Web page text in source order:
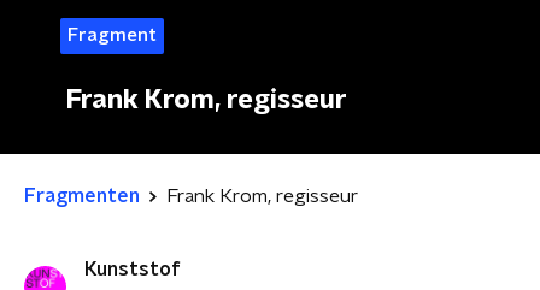
Fragment
Frank Krom, regisseur
Fragmenten Frank Krom, regisseur
Kunststof